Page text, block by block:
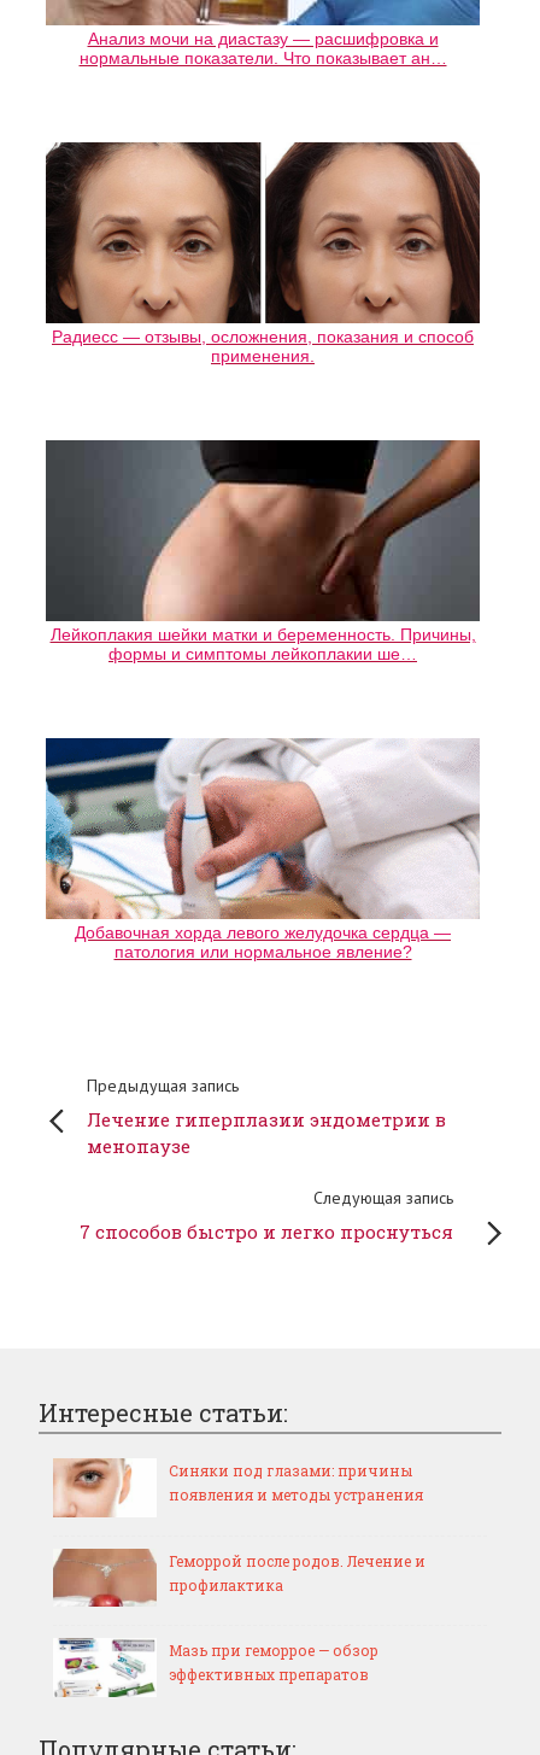
Анализ мочи на диастазу — расшифровка и
нормальные показатели. Что показывает ан…
Радиесс — отзывы, осложнения, показания и способ
применения.
Лейкоплакия шейки матки и беременность. Причины,
формы и симптомы лейкоплакии ше…
Добавочная хорда левого желудочка сердца —
патология или нормальное явление?
Предыдущая запись
Лечение гиперплазии эндометрии в
менопаузе
Следующая запись
7 способов быстро и легко проснуться
Интересные статьи:
Синяки под глазами: причины
появления и методы устранения
Геморрой после родов. Лечение и
профилактика
Мазь при геморрое — обзор
эффективных препаратов